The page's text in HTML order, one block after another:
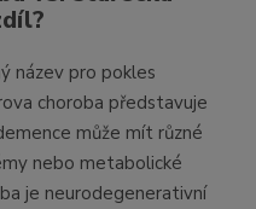
název pro pokles
choroba představuje
může mít různé
nebo metabolické
je neurodegenerativní